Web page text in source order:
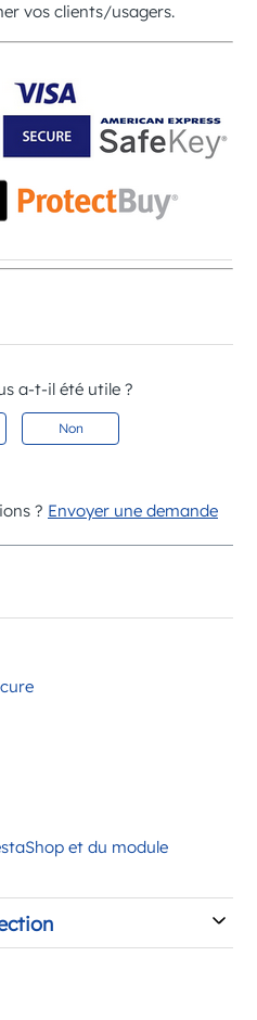
vos clients/usagers.
a-t-il été utile ?
Non
? Envoyer une demande
et du module